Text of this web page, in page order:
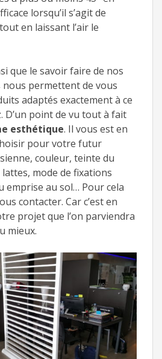
lorsqu’il s’agit de
en laissant l’air le
que le savoir faire de nos
permettent de vous
adaptés exactement à ce
D’un point de vu tout à fait
esthétique. Il vous est en
pour votre futur
couleur, teinte du
mode de fixations
emprise au sol… Pour cela
contacter. Car c’est en
projet que l’on parviendra
mieux.